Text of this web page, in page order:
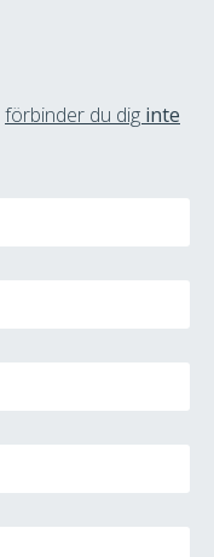
förbinder du dig inte